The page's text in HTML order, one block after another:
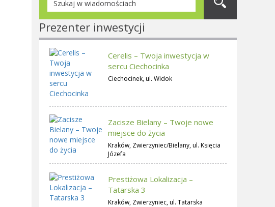
Prezenter inwestycji
Cerelis – Twoja inwestycja w
sercu Ciechocinka
Ciechocinek, ul. Widok
Zacisze Bielany – Twoje nowe
miejsce do życia
Kraków, Zwierzyniec/Bielany, ul. Księcia
Józefa
Prestiżowa Lokalizacja –
Tatarska 3
Kraków, Zwierzyniec, ul. Tatarska